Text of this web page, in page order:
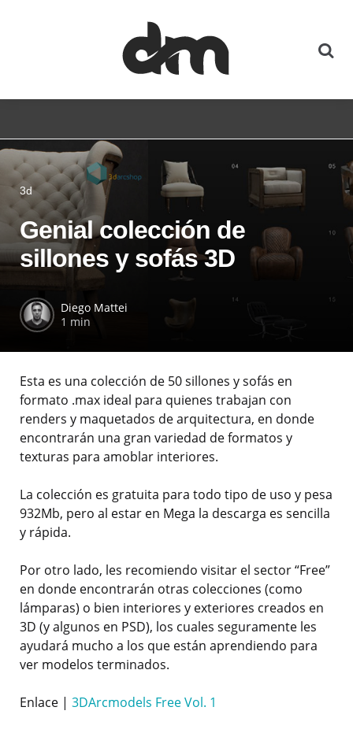
3d
Genial colección de
sillones y sofás 3D
Diego Mattei
1 min
Esta es una colección de 50 sillones y sofás en
formato .max ideal para quienes trabajan con
renders y maquetados de arquitectura, en donde
encontrarán una gran variedad de formatos y
texturas para amoblar interiores.
La colección es gratuita para todo tipo de uso y pesa
932Mb, pero al estar en Mega la descarga es sencilla
y rápida.
Por otro lado, les recomiendo visitar el sector “Free”
en donde encontrarán otras colecciones (como
lámparas) o bien interiores y exteriores creados en
3D (y algunos en PSD), los cuales seguramente les
ayudará mucho a los que están aprendiendo para
ver modelos terminados.
Enlace | 3DArcmodels Free Vol. 1